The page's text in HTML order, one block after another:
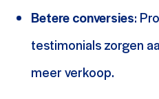
Betere conversies:
testimonials zorgen
meer verkoop.